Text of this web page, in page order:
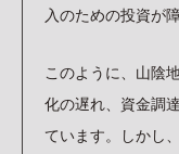
入のための投資が
このように、山陰
化の遅れ、資金調
ています。しかし